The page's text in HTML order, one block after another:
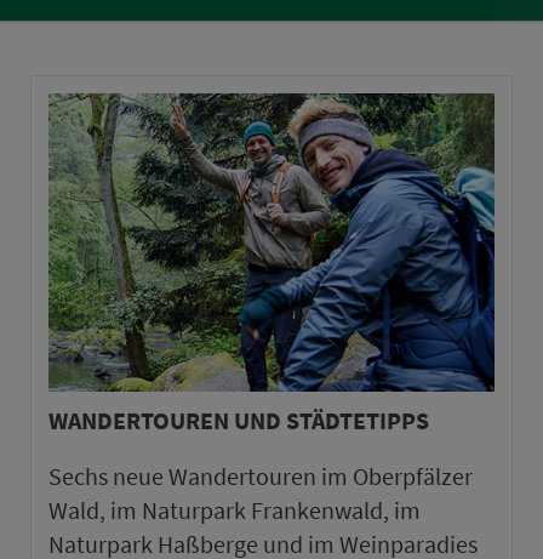
WANDERTOUREN UND STÄDTETIPPS
Sechs neue Wandertouren im Oberpfälzer
Wald, im Naturpark Frankenwald, im
Naturpark Haßberge und im Weinparadies